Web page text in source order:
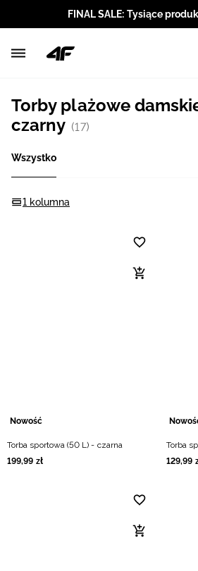
FINAL SALE: Tysiące
Torby plażowe
czarny (17)
Wszystko
1 kolumna
Nowość
Torba sportowa (50 L) - czarna
199,99 zł
Torba
129,99